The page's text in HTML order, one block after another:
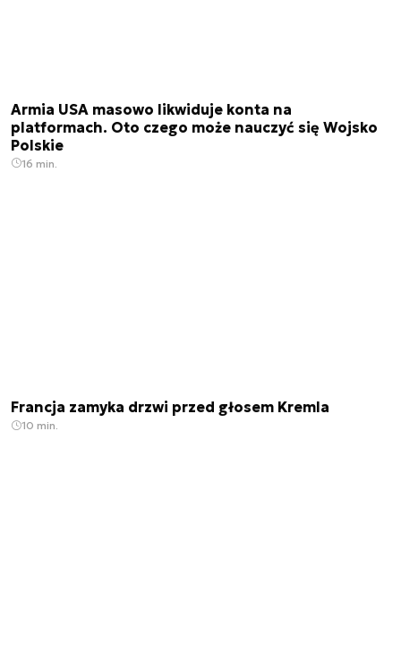
Armia USA masowo likwiduje konta na
platformach. Oto czego może nauczyć się Wojsko
Polskie
16 min.
Francja zamyka drzwi przed głosem Kremla
10 min.